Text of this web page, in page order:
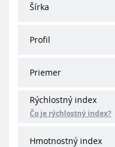
Šírka
Profil
Priemer
Rýchlostný index
Čo je rýchlostný index?
Hmotnostný index